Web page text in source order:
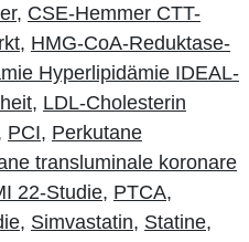
, CSE-Hemmer CTT-
, HMG-CoA-Reduktase-
Hyperlipidämie IDEAL-
, LDL-Cholesterin
PCI, Perkutane
transluminale koronare
22-Studie, PTCA,
, Simvastatin, Statine,